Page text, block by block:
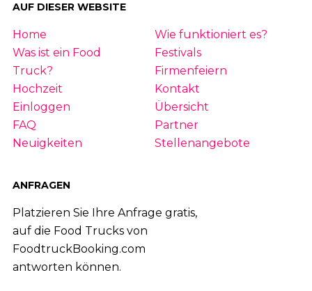
AUF DIESER WEBSITE
Home
Wie funktioniert es?
Was ist ein Food
Truck?
Festivals
Firmenfeiern
Hochzeit
Kontakt
Einloggen
Übersicht
FAQ
Partner
Neuigkeiten
Stellenangebote
ANFRAGEN
Platzieren Sie Ihre Anfrage gratis,
auf die Food Trucks von
FoodtruckBooking.com
antworten können.